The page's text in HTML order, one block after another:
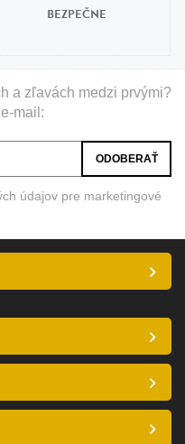
BEZPEČNE
a zľavách medzi prvými?
mail:
údajov pre marketingové